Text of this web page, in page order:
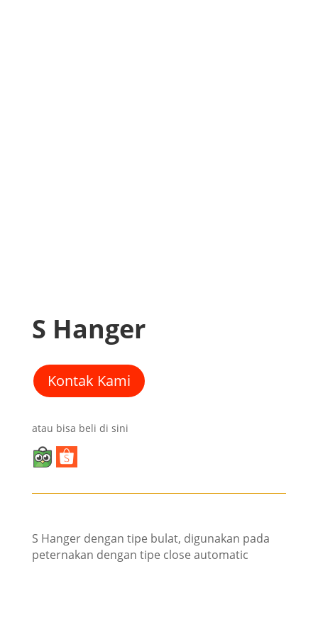
S Hanger
Kontak Kami
atau bisa beli di sini
S Hanger dengan tipe bulat, digunakan pada
peternakan dengan tipe close automatic